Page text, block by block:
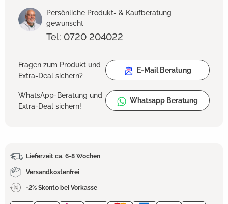
Persönliche Produkt- & Kaufberatung
gewünscht
Tel: 0720 204022
Fragen zum Produkt und
Extra-Deal sichern?
E-Mail Beratung
WhatsApp-Beratung und
Extra-Deal sichern!
Whatsapp Beratung
Lieferzeit ca. 6-8 Wochen
Versandkostenfrei
-2% Skonto bei Vorkasse